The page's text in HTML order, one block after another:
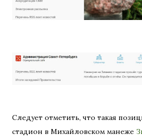
Следует отметить, что такая
стадион в Михайловском манеже